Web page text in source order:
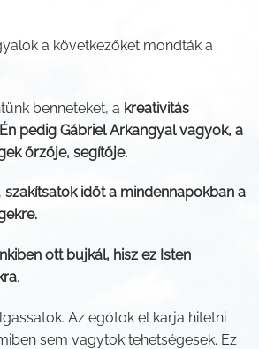
a következőket mondták a
benneteket, a kreativitás
pedig Gábriel Arkangyal vagyok, a
őrzője, segítője.
szakítsatok időt a mindennapokban a
ott bujkál, hisz ez Isten
.
Az egótok el karja hitetni
sem vagytok tehetségesek. Ez